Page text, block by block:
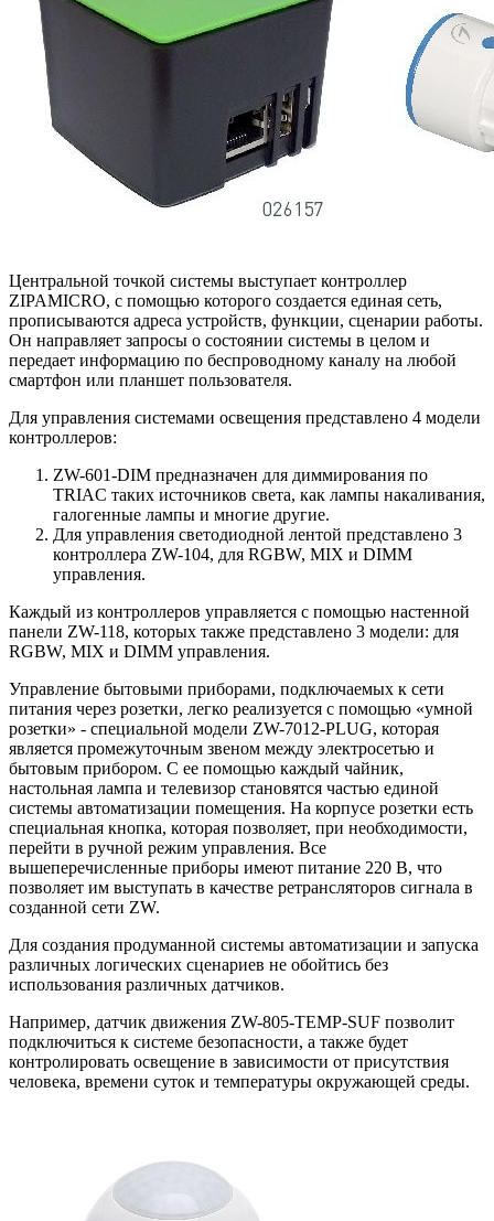
Центральной точкой системы выступает контроллер
ZIPAMICRO, с помощью которого создается единая сеть,
прописываются адреса устройств, функции, сценарии работы.
Он направляет запросы о состоянии системы в целом и
передает информацию по беспроводному каналу на любой
смартфон или планшет пользователя.
Для управления системами освещения представлено 4 модели
контроллеров:
ZW-601-DIM предназначен для диммирования по
TRIAC таких источников света, как лампы накаливания,
галогенные лампы и многие другие.
Для управления светодиодной лентой представлено 3
контроллера ZW-104, для RGBW, MIX и DIMM
управления.
Каждый из контроллеров управляется с помощью настенной
панели ZW-118, которых также представлено 3 модели: для
RGBW, MIX и DIMM управления.
Управление бытовыми приборами, подключаемых к сети
питания через розетки, легко реализуется с помощью «умной
розетки» - специальной модели ZW-7012-PLUG, которая
является промежуточным звеном между электросетью и
бытовым прибором. С ее помощью каждый чайник,
настольная лампа и телевизор становятся частью единой
системы автоматизации помещения. На корпусе розетки есть
специальная кнопка, которая позволяет, при необходимости,
перейти в ручной режим управления. Все
вышеперечисленные приборы имеют питание 220 В, что
позволяет им выступать в качестве ретрансляторов сигнала в
созданной сети ZW.
Для создания продуманной системы автоматизации и запуска
различных логических сценариев не обойтись без
использования различных датчиков.
Например, датчик движения ZW-805-TEMP-SUF позволит
подключиться к системе безопасности, а также будет
контролировать освещение в зависимости от присутствия
человека, времени суток и температуры окружающей среды.